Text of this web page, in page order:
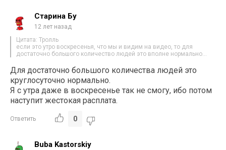
Старина Бу
12 лет назад
Цитата: Тролль
если это утро воскресенья, что мы и видим на видео, то для
достаточно большого количество людей это вполне нормально…
Для достаточно большого количества людей это
круглосуточно нормально.
Я с утра даже в воскресенье так не смогу, ибо потом
наступит жестокая расплата.
Ответить 0
Buba Kastorskiy